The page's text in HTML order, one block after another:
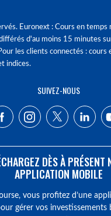
Euronext : Cours en temps
d'au moins 15 minutes
les clients connectés : cours
indices.
SUIVEZ-NOUS
DÈS À PRÉSENT
APPLICATION MOBILE
vous profitez d’une
gérer vos investissements